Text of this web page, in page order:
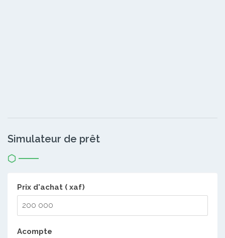
Simulateur de prêt
Prix d'achat ( xaf)
Acompte